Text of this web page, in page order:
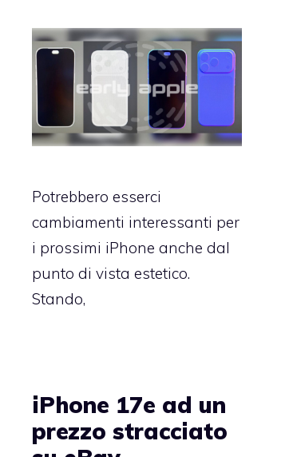
Potrebbero esserci
cambiamenti interessanti per
i prossimi iPhone anche dal
punto di vista estetico.
Stando,
iPhone 17e ad un
prezzo stracciato